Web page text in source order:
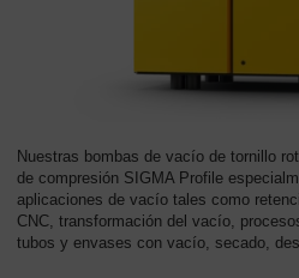
Nuestras bombas de vacío de tornillo
de compresión SIGMA Profile
aplicaciones de vacío tales como
CNC, transformación del vacío,
tubos y envases con vacío, secado,